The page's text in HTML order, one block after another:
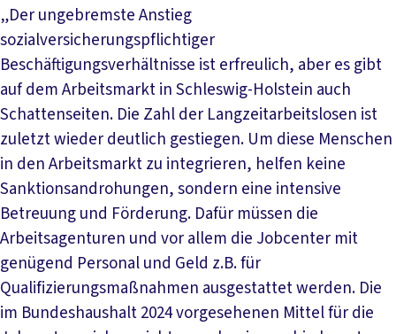
„Der ungebremste Anstieg
sozialversicherungspflichtiger
Beschäftigungsverhältnisse ist erfreulich, aber es gibt
auf dem Arbeitsmarkt in Schleswig-Holstein auch
Schattenseiten. Die Zahl der Langzeitarbeitslosen ist
zuletzt wieder deutlich gestiegen. Um diese Menschen
in den Arbeitsmarkt zu integrieren, helfen keine
Sanktionsandrohungen, sondern eine intensive
Betreuung und Förderung. Dafür müssen die
Arbeitsagenturen und vor allem die Jobcenter mit
genügend Personal und Geld z.B. für
Qualifizierungsmaßnahmen ausgestattet werden. Die
im Bundeshaushalt 2024 vorgesehenen Mittel für die